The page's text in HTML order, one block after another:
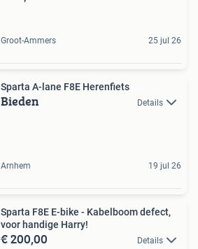
Groot-Ammers 25 jul 26
Sparta A-lane F8E Herenfiets
Bieden Details
Arnhem 19 jul 26
Sparta F8E E-bike - Kabelboom defect,
voor handige Harry!
€ 200,00 Details